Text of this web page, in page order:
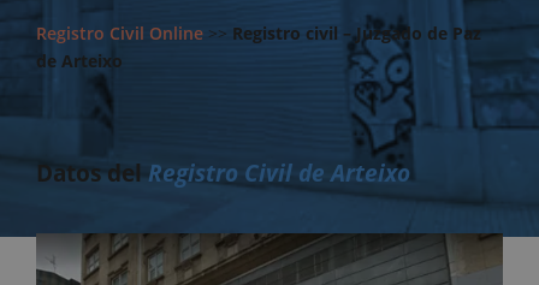
Registro Civil Online >> Registro civil – Juzgado de Paz
de Arteixo
Datos del Registro Civil de Arteixo